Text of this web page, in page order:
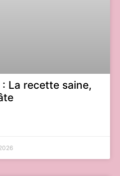
La recette saine,